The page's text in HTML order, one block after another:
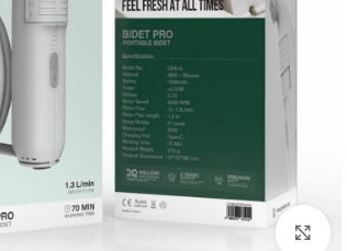
برای بزرگنمایی کلیک کنید